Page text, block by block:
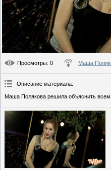
Просмотры: 0 Маша
Описание материала:
Маша Полякова решила объяснить